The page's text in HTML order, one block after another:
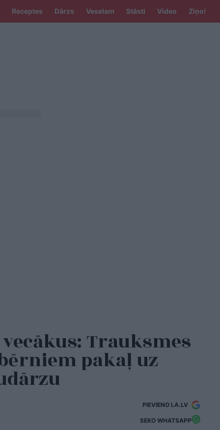
Receptes Dārzs Veselam Stāsti Video Ziņo!
Trauksmes
pakaļ uz
PIEVIENO LA.LV
SEKO WHATSAPP